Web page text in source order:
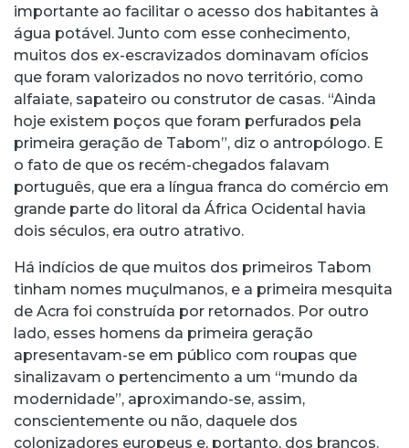
importante ao facilitar o acesso dos habitantes à
água potável. Junto com esse conhecimento,
muitos dos ex-escravizados dominavam ofícios
que foram valorizados no novo território, como
alfaiate, sapateiro ou construtor de casas. “Ainda
hoje existem poços que foram perfurados pela
primeira geração de Tabom”, diz o antropólogo. E
o fato de que os recém-chegados falavam
português, que era a língua franca do comércio em
grande parte do litoral da África Ocidental havia
dois séculos, era outro atrativo.
Há indícios de que muitos dos primeiros Tabom
tinham nomes muçulmanos, e a primeira mesquita
de Acra foi construída por retornados. Por outro
lado, esses homens da primeira geração
apresentavam-se em público com roupas que
sinalizavam o pertencimento a um “mundo da
modernidade”, aproximando-se, assim,
conscientemente ou não, daquele dos
colonizadores europeus e, portanto, dos brancos.